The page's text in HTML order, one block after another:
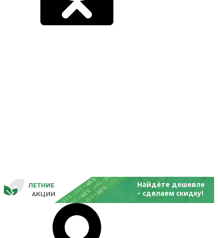
-20%
-25%
-45%
-35%-20%
-25%
-45%
-30%
-15%
-20%
-25%
-40%
АКЦИИ
ЛЕТНИЕ Найдёте дешевле
- сделаем